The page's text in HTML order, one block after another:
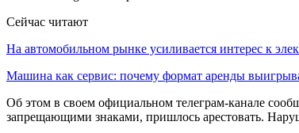
Сейчас читают
На автомобильном рынке усиливается интерес к
Машина как сервис: почему формат аренды
Об этом в своем официальном телеграм-канале
запрещающими знаками, пришлось арестовать.